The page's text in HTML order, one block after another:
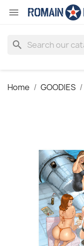

search
Home GOODIES